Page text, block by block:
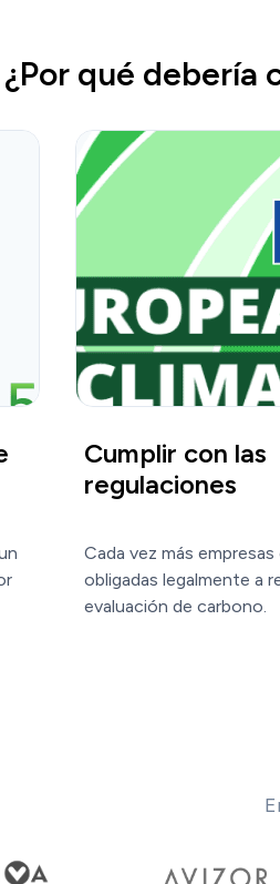
¿Por qué debería
Cumplir con las
regulaciones
Cada vez más
obligadas legalmente a
evaluación de carbono.